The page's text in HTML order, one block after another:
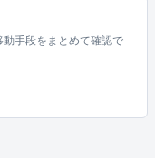
手段をまとめて確認で